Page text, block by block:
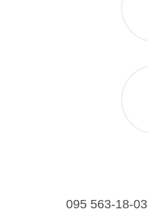
095 563-18-03